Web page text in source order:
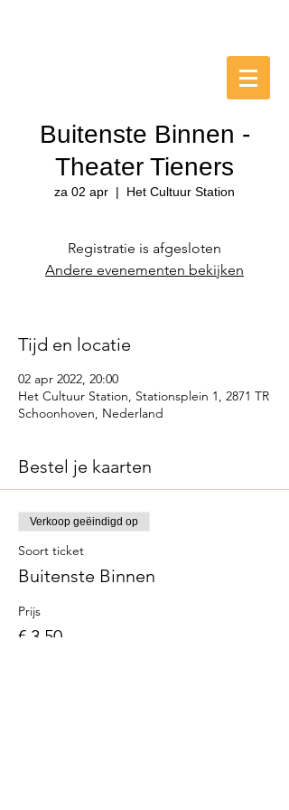
Buitenste Binnen -
Theater Tieners
za 02 apr
  |
Het Cultuur Station
Registratie is afgesloten
Andere evenementen bekijken
Tijd en locatie
02 apr 2022, 20:00
Het Cultuur Station, Stationsplein 1, 2871 TR
Schoonhoven, Nederland
Bestel je kaarten
Verkoop geëindigd op
Soort ticket
Buitenste Binnen
Prijs
€ 3,50